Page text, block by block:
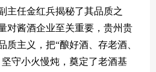
主任金红兵揭秘了其品质之
对酱酒企业至关重要，贵州贵
质主义，把“酿好酒、存老酒、
守小火慢炖，奠定了老酒基